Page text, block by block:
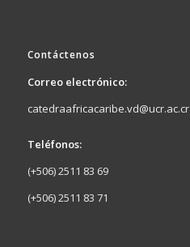
Contáctenos
Correo electrónico:
catedraafricacaribe.vd@ucr.ac.cr
Teléfonos:
(+506) 2511 83 69
(+506) 2511 83 71